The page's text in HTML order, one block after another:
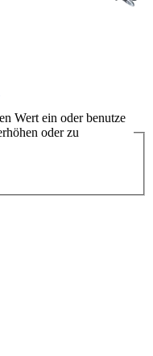
Wert ein oder benutze
oder zu